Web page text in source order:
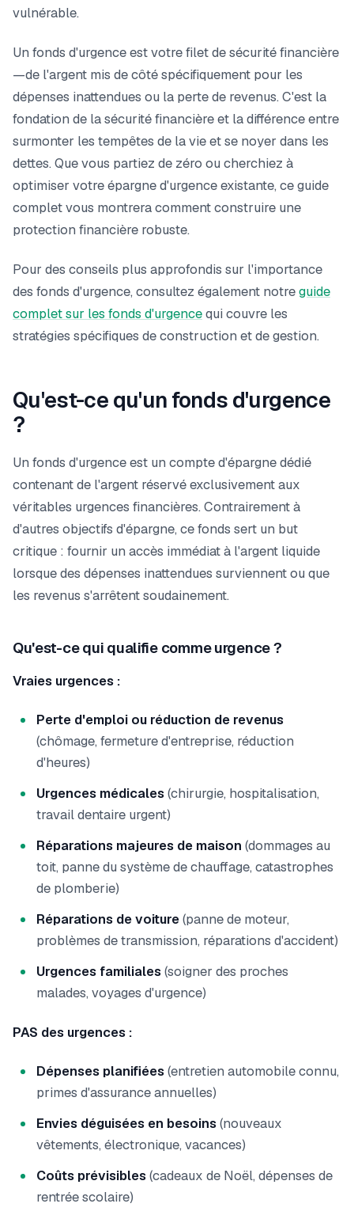
vulnérable.
Un fonds d'urgence est votre filet de sécurité financière
—de l'argent mis de côté spécifiquement pour les
dépenses inattendues ou la perte de revenus. C'est la
fondation de la sécurité financière et la différence entre
surmonter les tempêtes de la vie et se noyer dans les
dettes. Que vous partiez de zéro ou cherchiez à
optimiser votre épargne d'urgence existante, ce guide
complet vous montrera comment construire une
protection financière robuste.
Pour des conseils plus approfondis sur l'importance
des fonds d'urgence, consultez également notreguide
complet sur les fonds d'urgencequi couvre les
stratégies spécifiques de construction et de gestion.
Qu'est-ce qu'un fonds d'urgence
?
Un fonds d'urgence est un compte d'épargne dédié
contenant de l'argent réservé exclusivement aux
véritables urgences financières. Contrairement à
d'autres objectifs d'épargne, ce fonds sert un but
critique : fournir un accès immédiat à l'argent liquide
lorsque des dépenses inattendues surviennent ou que
les revenus s'arrêtent soudainement.
Qu'est-ce qui qualifie comme urgence ?
Vraies urgences :
Perte d'emploi ou réduction de revenus
(chômage, fermeture d'entreprise, réduction
d'heures)
Urgences médicales(chirurgie, hospitalisation,
travail dentaire urgent)
Réparations majeures de maison (dommages au
toit, panne du système de chauffage, catastrophes
de plomberie)
Réparations de voiture(panne de moteur,
problèmes de transmission, réparations d'accident)
Urgences familiales(soigner des proches
malades, voyages d'urgence)
PAS des urgences :
Dépenses planifiées(entretien automobile connu,
primes d'assurance annuelles)
Envies déguisées en besoins(nouveaux
vêtements, électronique, vacances)
Coûts prévisibles(cadeaux de Noël, dépenses de
rentrée scolaire)